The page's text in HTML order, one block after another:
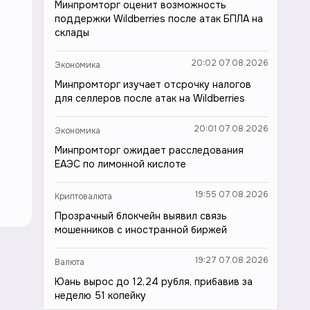
Минпромторг оценит возможность
поддержки Wildberries после атак БПЛА на
склады
Экономика 20:02 07.08.2026
Минпромторг изучает отсрочку налогов
для селлеров после атак на Wildberries
Экономика 20:01 07.08.2026
Минпромторг ожидает расследования
ЕАЭС по лимонной кислоте
Криптовалюта 19:55 07.08.2026
Прозрачный блокчейн выявил связь
мошенников с иностранной биржей
Валюта 19:27 07.08.2026
Юань вырос до 12,24 рубля, прибавив за
неделю 51 копейку